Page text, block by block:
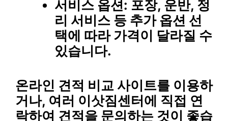
서비스 옵션: 포장, 운반, 정
리 서비스 등 추가 옵션 선
택에 따라 가격이 달라질 수
있습니다.
온라인 견적 비교 사이트를 이용하
거나, 여러 이삿짐센터에 직접 연
락하여 견적을 문의하는 것이 좋습